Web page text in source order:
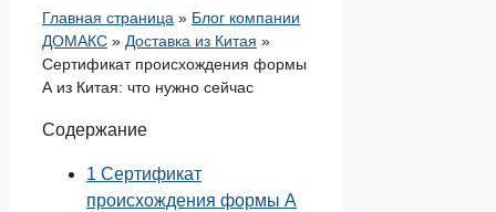
Главная страница » Блог компании
ДОМАКС » Доставка из Китая »
Сертификат происхождения формы
А из Китая: что нужно сейчас
Содержание
1 Сертификат
происхождения формы А